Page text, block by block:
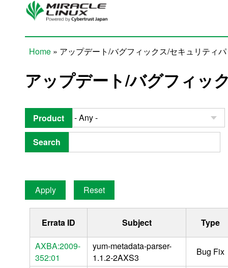
Skip to main content
Home » アップデート/バグフィックス/セキュリティ
アップデート/バグフィッ
Product
Search
Errata ID Subject
Type
AXBA:2009-
352:01
yum-metadata-parser-
1.1.2-2AXS3
Bug Fix